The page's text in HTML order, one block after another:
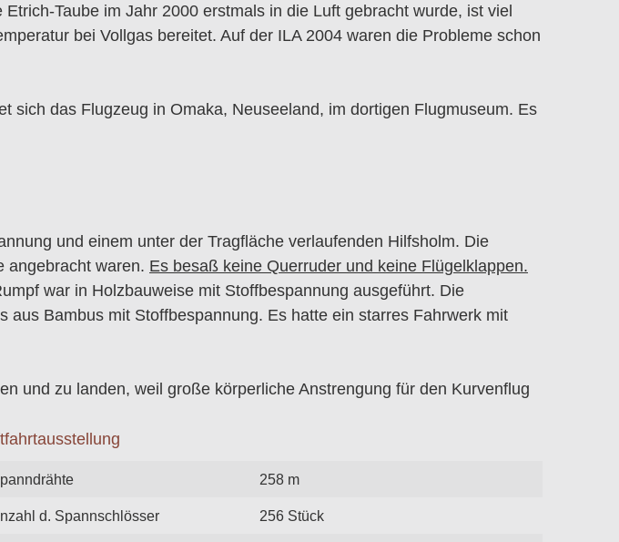
Etrich-Taube im Jahr 2000 erstmals in die Luft gebracht wurde, ist viel
bei Vollgas bereitet. Auf der ILA 2004 waren die Probleme schon
sich das Flugzeug in Omaka, Neuseeland, im dortigen Flugmuseum. Es
und einem unter der Tragfläche verlaufenden Hilfsholm. Die
angebracht waren. Es besaß keine Querruder und keine Flügelklappen.
war in Holzbauweise mit Stoffbespannung ausgeführt. Die
Bambus mit Stoffbespannung. Es hatte ein starres Fahrwerk mit
und zu landen, weil große körperliche Anstrengung für den Kurvenflug
258 m
d. Spannschlösser 256 Stück